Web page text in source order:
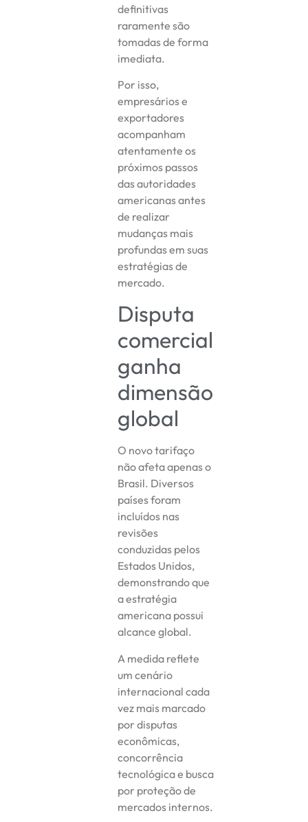
definitivas
raramente são
tomadas de forma
imediata.
Por isso,
empresários e
exportadores
acompanham
atentamente os
próximos passos
das autoridades
americanas antes
de realizar
mudanças mais
profundas em suas
estratégias de
mercado.
Disputa
comercial
ganha
dimensão
global
O novo tarifaço
não afeta apenas o
Brasil. Diversos
países foram
incluídos nas
revisões
conduzidas pelos
Estados Unidos,
demonstrando que
a estratégia
americana possui
alcance global.
A medida reflete
um cenário
internacional cada
vez mais marcado
por disputas
econômicas,
concorrência
tecnológica e busca
por proteção de
mercados internos.